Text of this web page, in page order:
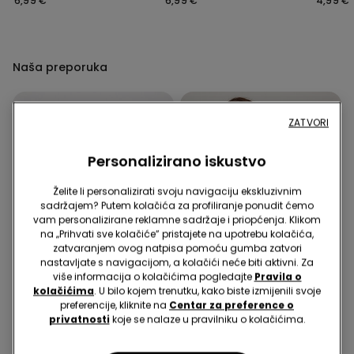
Naša preporuka
Reciklirana mikrovlakna
Personalizirano iskustvo
Želite li personalizirati svoju navigaciju ekskluzivnim
sadržajem? Putem kolačića za profiliranje ponudit ćemo
vam personalizirane reklamne sadržaje i priopćenja. Klikom
na „Prihvati sve kolačiće” pristajete na upotrebu kolačića,
zatvaranjem ovog natpisa pomoću gumba zatvori
nastavljate s navigacijom, a kolačići neće biti aktivni. Za
više informacija o kolačićima pogledajte Pravila o
kolačićima. U bilo kojem trenutku, kako biste izmijenili svoje
preferencije, kliknite na Centar za preference o
privatnosti koje se nalaze u pravilniku o kolačićima.
ZATVORI